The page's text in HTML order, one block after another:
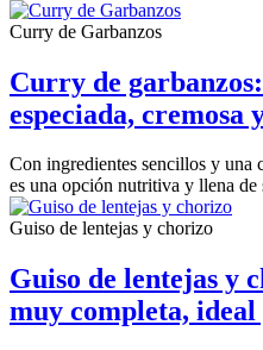
Curry de Garbanzos
Curry de
especiada,
Con ingredientes sencillos y una
es una opción nutritiva y llena de
Guiso de lentejas y chorizo
Guiso de lentejas y
muy completa,